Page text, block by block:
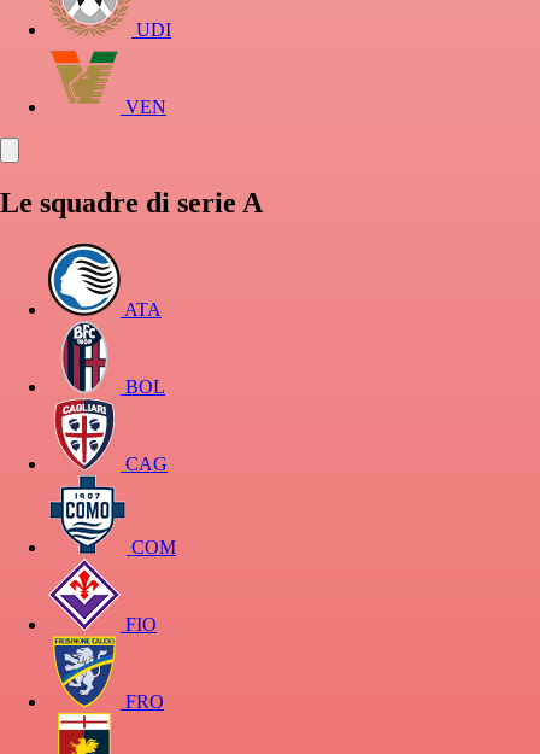
UDI
VEN
Le squadre di serie A
ATA
BOL
CAG
COM
FIO
FRO